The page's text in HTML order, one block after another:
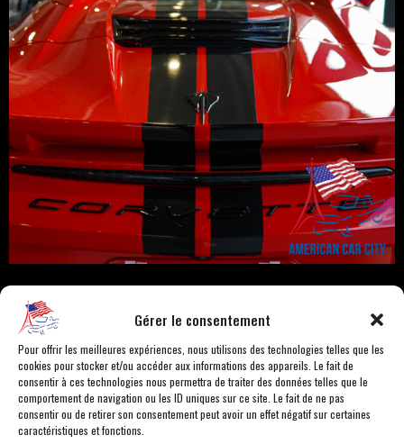
Gérer le consentement
Pour offrir les meilleures expériences, nous utilisons des technologies telles que les
cookies pour stocker et/ou accéder aux informations des appareils. Le fait de
consentir à ces technologies nous permettra de traiter des données telles que le
comportement de navigation ou les ID uniques sur ce site. Le fait de ne pas
consentir ou de retirer son consentement peut avoir un effet négatif sur certaines
caractéristiques et fonctions.